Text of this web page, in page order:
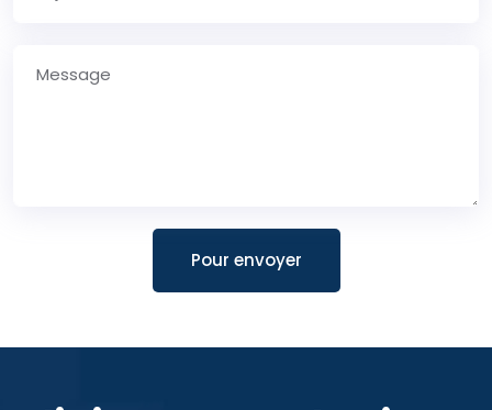
Pour envoyer